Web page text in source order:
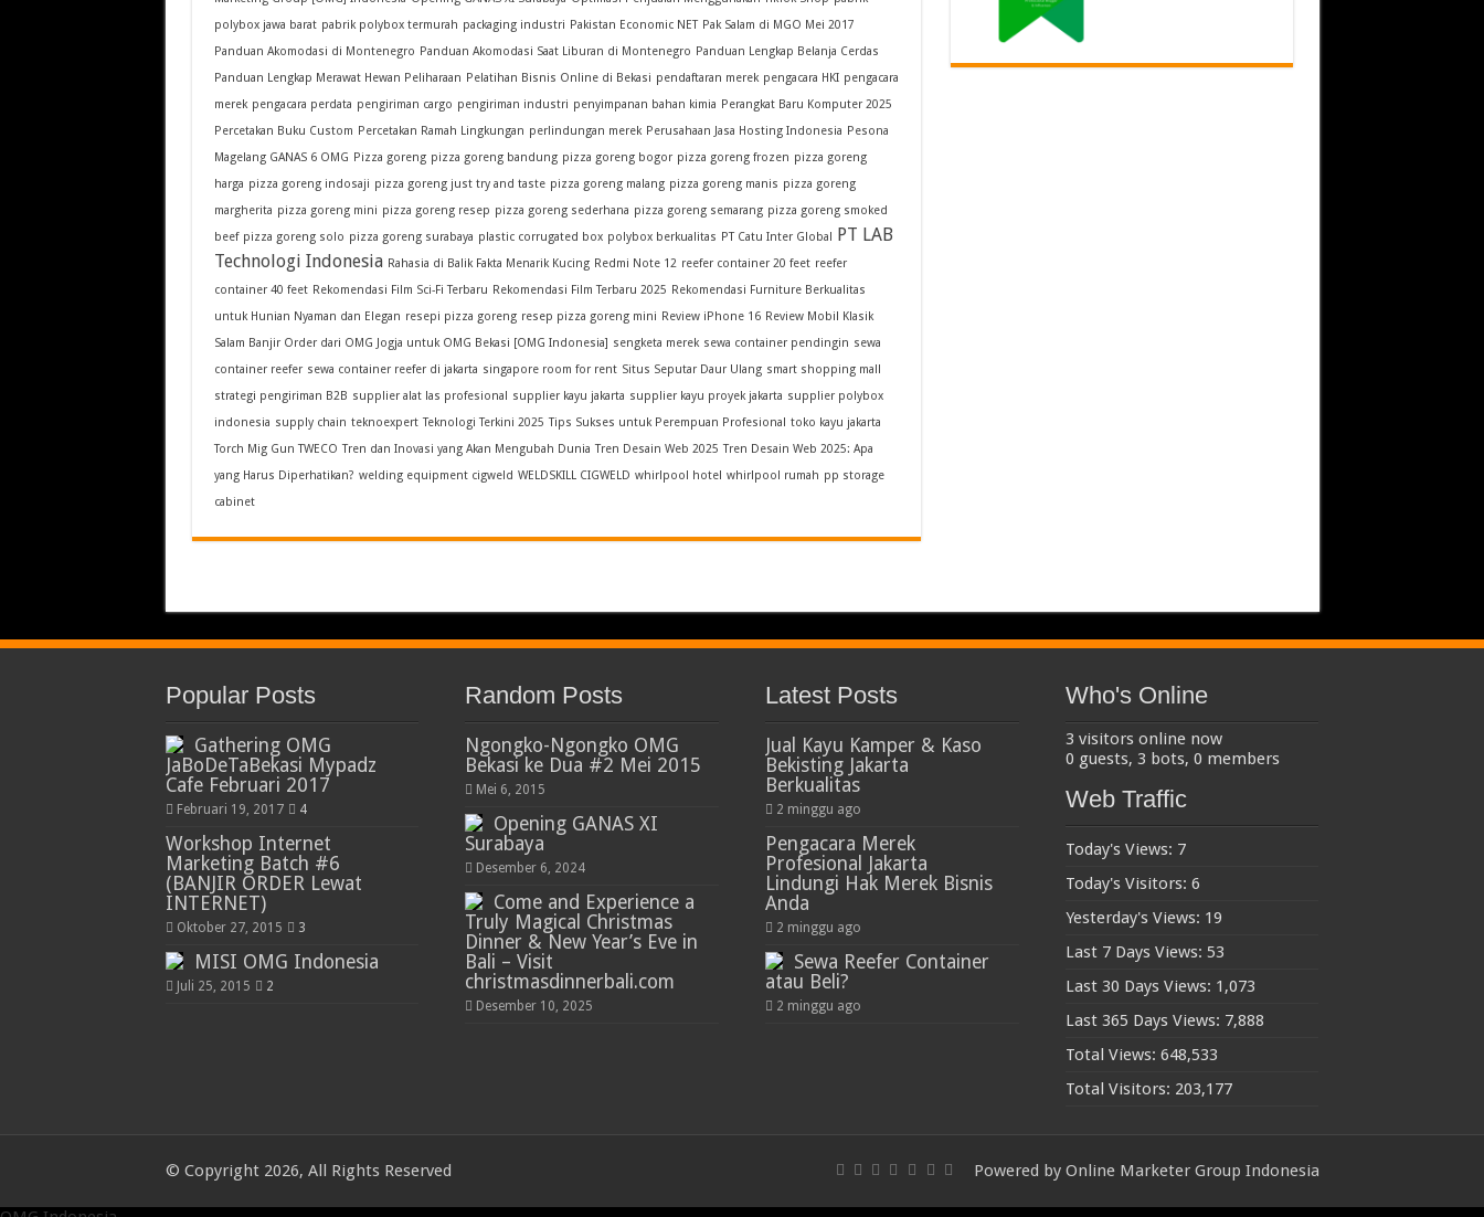
polybox jawa barat pabrik polybox termurah packaging industri Pakistan Economic NET Pak Salam di MGO Mei 2017
Panduan Akomodasi di Montenegro Panduan Akomodasi Saat Liburan di Montenegro Panduan Lengkap Belanja Cerdas
Panduan Lengkap Merawat Hewan Peliharaan Pelatihan Bisnis Online di Bekasi pendaftaran merek pengacara HKI pengacara
merek pengacara perdata pengiriman cargo pengiriman industri penyimpanan bahan kimia Perangkat Baru Komputer 2025
Percetakan Buku Custom Percetakan Ramah Lingkungan perlindungan merek Perusahaan Jasa Hosting Indonesia Pesona
Magelang GANAS 6 OMG Pizza goreng pizza goreng bandung pizza goreng bogor pizza goreng frozen pizza goreng
harga pizza goreng indosaji pizza goreng just try and taste pizza goreng malang pizza goreng manis pizza goreng
margherita pizza goreng mini pizza goreng resep pizza goreng sederhana pizza goreng semarang pizza goreng smoked
beef pizza goreng solo pizza goreng surabaya plastic corrugated box polybox berkualitas PT Catu Inter Global
PT LAB
Technologi Indonesia Rahasia di Balik Fakta Menarik Kucing Redmi Note 12 reefer container 20 feet reefer
container 40 feet Rekomendasi Film Sci-Fi Terbaru Rekomendasi Film Terbaru 2025 Rekomendasi Furniture Berkualitas
untuk Hunian Nyaman dan Elegan resepi pizza goreng resep pizza goreng mini Review iPhone 16 Review Mobil Klasik
Salam Banjir Order dari OMG Jogja untuk OMG Bekasi [OMG Indonesia] sengketa merek sewa container pendingin sewa
container reefer sewa container reefer di jakarta singapore room for rent Situs Seputar Daur Ulang smart shopping mall
strategi pengiriman B2B supplier alat las profesional supplier kayu jakarta supplier kayu proyek jakarta supplier polybox
indonesia supply chain teknoexpert Teknologi Terkini 2025 Tips Sukses untuk Perempuan Profesional
toko kayu jakarta
Torch Mig Gun TWECO Tren dan Inovasi yang Akan Mengubah Dunia Tren Desain Web 2025 Tren Desain Web 2025: Apa
yang Harus Diperhatikan? welding equipment cigweld WELDSKILL CIGWELD whirlpool hotel whirlpool rumah ⁠pp storage
cabinet
Popular Posts
Gathering OMG
JaBoDeTaBekasi Mypadz
Cafe Februari 2017
Februari 19, 2017 4
Workshop Internet
Marketing Batch #6
(BANJIR ORDER Lewat
INTERNET)
Oktober 27, 2015 3
MISI OMG Indonesia
Juli 25, 2015 2
Random Posts
Ngongko-Ngongko OMG
Bekasi ke Dua #2 Mei 2015
Mei 6, 2015
Opening GANAS XI
Surabaya
Desember 6, 2024
Come and Experience a
Truly Magical Christmas
Dinner & New Year’s Eve in
Bali – Visit
christmasdinnerbali.com
Desember 10, 2025
Latest Posts
Jual Kayu Kamper & Kaso
Bekisting Jakarta
Berkualitas
2 minggu ago
Pengacara Merek
Profesional Jakarta
Lindungi Hak Merek Bisnis
Anda
2 minggu ago
Sewa Reefer Container
atau Beli?
2 minggu ago
Who's Online
3 visitors online now
0 guests, 3 bots, 0 members
Web Traffic
Today's Views: 7
Today's Visitors: 6
Yesterday's Views: 19
Last 7 Days Views: 53
Last 30 Days Views: 1,073
Last 365 Days Views: 7,888
Total Views: 648,533
Total Visitors: 203,177
Powered by Online Marketer Group Indonesia
© Copyright 2026, All Rights Reserved